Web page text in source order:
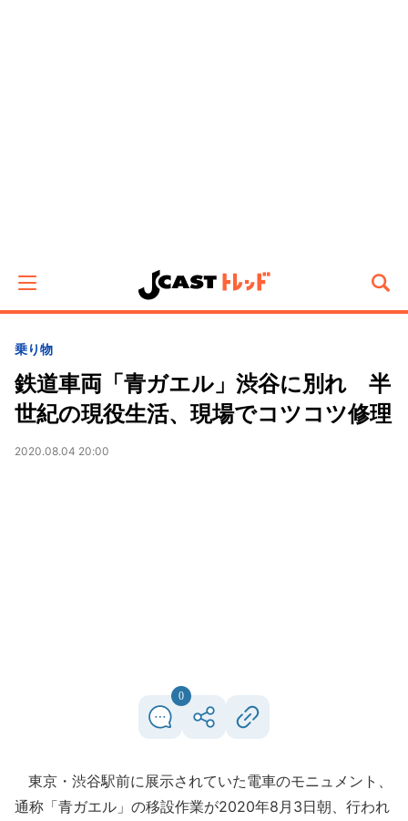
乗り物
鉄道車両「青ガエル」渋谷に別れ 半
世紀の現役生活、現場でコツコツ修理
2020.08.04 20:00
0
東京・渋谷駅前に展示されていた電車のモニュメント、
通称「青ガエル」の移設作業が2020年8月3日朝、行われ